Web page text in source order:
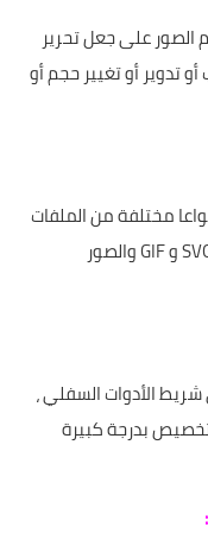
على جعل تحرير
تدوير أو تغيير حجم أو
مختلفة من الملفات
مثل JPEG و PNG و MP4 و MKV و RAW و SVG و GIF والصور
الأدوات السفلي ،
بدرجة كبيرة